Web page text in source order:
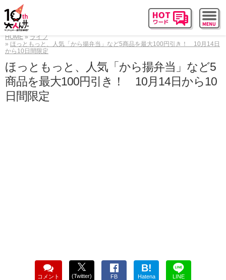
HOME
ライフ
ほっともっと、人気「から揚弁当」など5商品を最大100円引き！ 10月14日
から10日間限定
ほっともっと、人気「から揚弁当」など5
商品を最大100円引き！ 10月14日から10
日間限定
コメント (Twitter) FB
B!
Hatena LINE